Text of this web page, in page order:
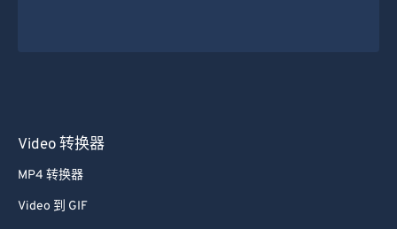
Video 转换器
MP4 转换器
Video 到 GIF